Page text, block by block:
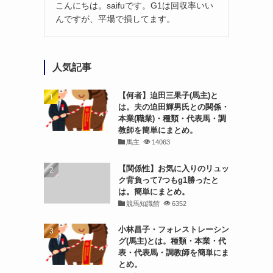
こんにちは。saifuです。G1は回収率いい
んですが、平場で損してます。
人気記事
【何者】迫田三果子(馬主)と
は。夫の迫田輝男氏との関係・
本業(職業)・種類・代表馬・調
教師を簡単にまとめ。
馬主 14063
【関係性】お気に入りのリュッ
ク背負って7つもg1勝ったと
は。簡単にまとめ。
競馬知識館 6352
小林昌子・フォレストレーシン
グ(馬主)とは。種類・本業・代
表・代表馬・調教師を簡単にま
とめ。